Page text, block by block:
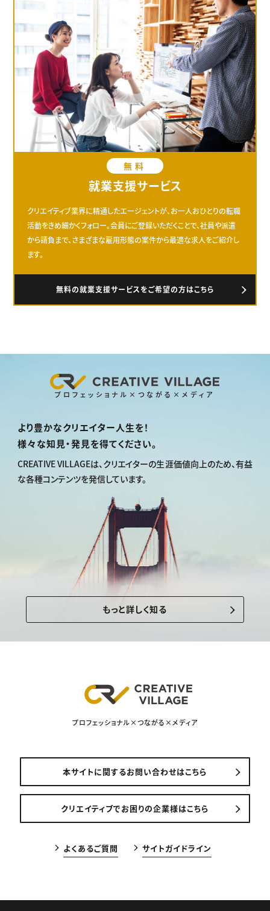
無料
就業支援サービス
クリエイティブ業界に精通したエージェントが、お一人おひとりの転職
活動をきめ細かくフォロー。会員にご登録いただくことで、社員や派遣
から請負まで、さまざまな雇用形態の案件から最適な求人をご紹介し
ます。
無料の就業支援サービスをご希望の方はこちら
プロフェッショナル×つながる×メディア
より豊かなクリエイター人生を！
様々な知見・発見を得てください。
CREATIVE VILLAGEは、 クリエイターの生涯価値向上のため、有益
な各種コンテンツを発信しています。
もっと詳しく知る
プロフェッショナル×つながる×メディア
本サイトに関するお問い合わせはこちら
クリエイティブでお困りの企業様はこちら
よくあるご質問 サイトガイドライン